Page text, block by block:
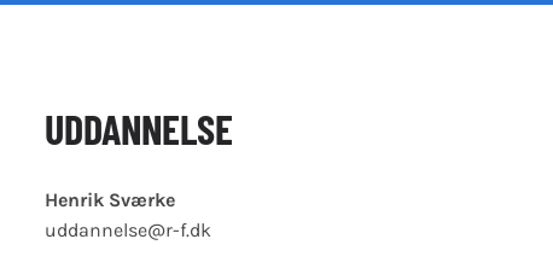
UDDANNELSE
Henrik Sværke
uddannelse@r-f.dk